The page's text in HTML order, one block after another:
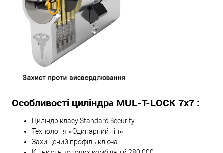
Особливості циліндра MUL-T-LOCK 7х7 :
Циліндр класу Standard Security.
Технологія «Одинарний пін».
Захищений профіль ключа.